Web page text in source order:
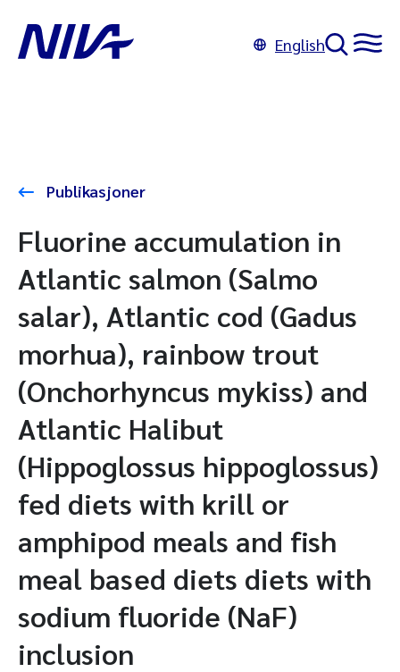
English
Publikasjoner
Fluorine accumulation in
Atlantic salmon (Salmo
salar), Atlantic cod (Gadus
morhua), rainbow trout
(Onchorhyncus mykiss) and
Atlantic Halibut
(Hippoglossus hippoglossus)
fed diets with krill or
amphipod meals and fish
meal based diets diets with
sodium fluoride (NaF)
inclusion